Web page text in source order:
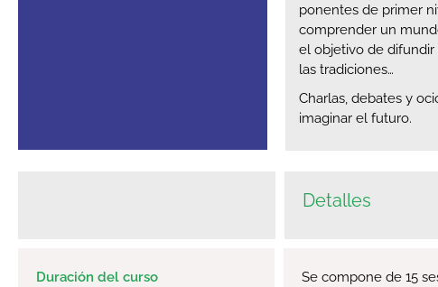
ponentes de primer
comprender un
el objetivo de difundir
las tradiciones…
Charlas, debates y
imaginar el futuro.
Detalles
Duración del curso Se compone de 15